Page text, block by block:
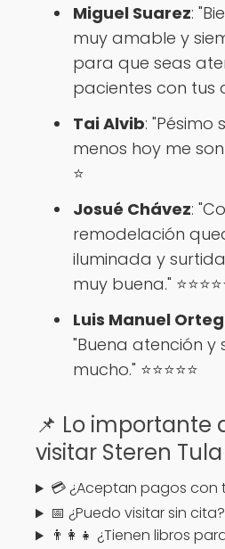
Miguel Suarez:
muy amable y
para que seas
pacientes con tus
Tai Alvib: "Pésimo
menos hoy me
⭐️
Josué Chávez:
remodelación
iluminada y
muy buena."
Luis Manuel
"Buena atención y
mucho." ⭐️⭐️⭐️⭐️⭐️
📌 Lo importante
visitar Steren Tula
💳 ¿Aceptan pagos con
📅 ¿Puedo visitar sin cita?
👨‍👩‍👧 ¿Tienen libros